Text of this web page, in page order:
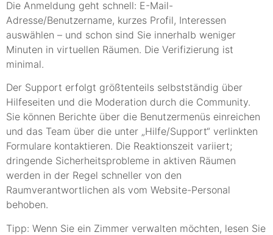
Die Anmeldung geht schnell: E-Mail-
Adresse/Benutzername, kurzes Profil, Interessen
auswählen – und schon sind Sie innerhalb weniger
Minuten in virtuellen Räumen. Die Verifizierung ist
minimal.
Der Support erfolgt größtenteils selbstständig über
Hilfeseiten und die Moderation durch die Community.
Sie können Berichte über die Benutzermenüs einreichen
und das Team über die unter „Hilfe/Support“ verlinkten
Formulare kontaktieren. Die Reaktionszeit variiert;
dringende Sicherheitsprobleme in aktiven Räumen
werden in der Regel schneller von den
Raumverantwortlichen als vom Website-Personal
behoben.
Tipp: Wenn Sie ein Zimmer verwalten möchten, lesen Sie